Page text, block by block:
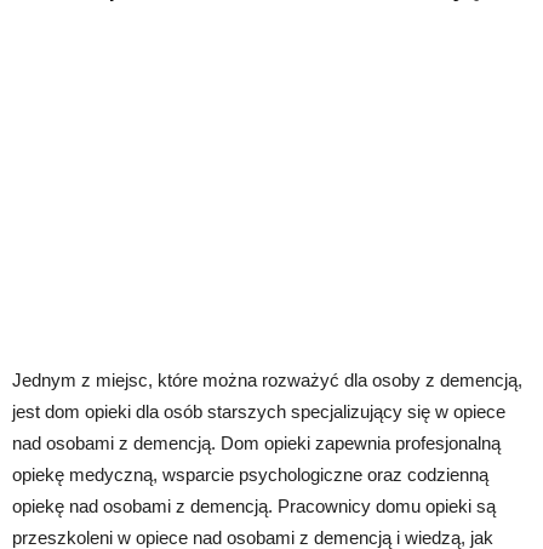
Jednym z miejsc, które można rozważyć dla osoby z demencją,
jest dom opieki dla osób starszych specjalizujący się w opiece
nad osobami z demencją. Dom opieki zapewnia profesjonalną
opiekę medyczną, wsparcie psychologiczne oraz codzienną
opiekę nad osobami z demencją. Pracownicy domu opieki są
przeszkoleni w opiece nad osobami z demencją i wiedzą, jak